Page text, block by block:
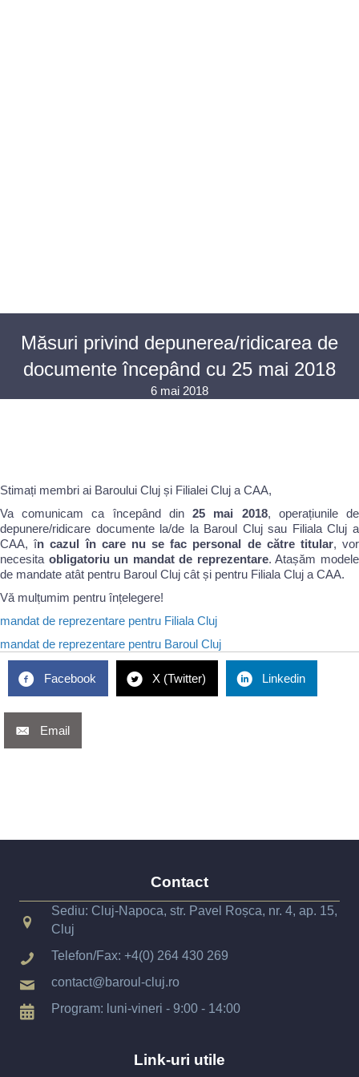
Măsuri privind depunerea/ridicarea de
documente începând cu 25 mai 2018
6 mai 2018
Stimați membri ai Baroului Cluj și Filialei Cluj a CAA,
Va comunicam ca începând din25 mai 2018, operațiunile de
depunere/ridicare documente la/de la Baroul Cluj sau Filiala Cluj a
CAA, în cazul în care nu se fac personal de către titular, vor
necesita obligatoriu un mandat de reprezentare. Atașăm modele
de mandate atât pentru Baroul Cluj cât și pentru Filiala Cluj a CAA.
Vă mulțumim pentru înțelegere!
mandat de reprezentare pentru Filiala Cluj
mandat de reprezentare pentru Baroul Cluj
Facebook X (Twitter) Linkedin
Email
Contact
Sediu: Cluj-Napoca, str. Pavel Roșca, nr. 4, ap. 15,
Cluj
Telefon/Fax: +4(0) 264 430 269
contact@baroul-cluj.ro
Program: luni-vineri - 9:00 - 14:00
Link-uri utile